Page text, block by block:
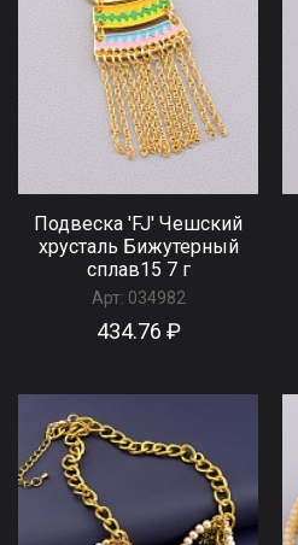
Подвеска 'FJ' Чешский
хрусталь Бижутерный
сплав15 7 г
Арт: 034982
434.76 ₽